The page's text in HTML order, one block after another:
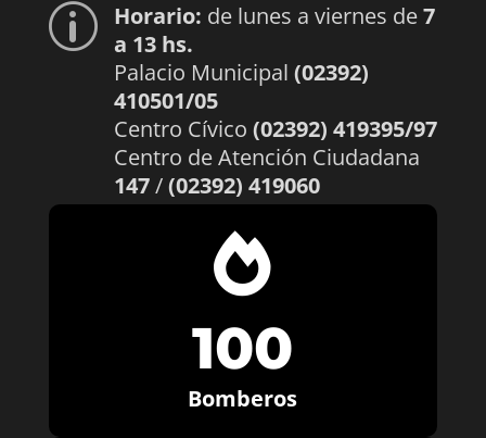
p Horario: de lunes a viernes de7
a 13 hs.
Palacio Municipal (02392)
410501/05
Centro Cívico (02392) 419395/97
Centro de Atención Ciudadana
147/(02392) 419060

100
Bomberos